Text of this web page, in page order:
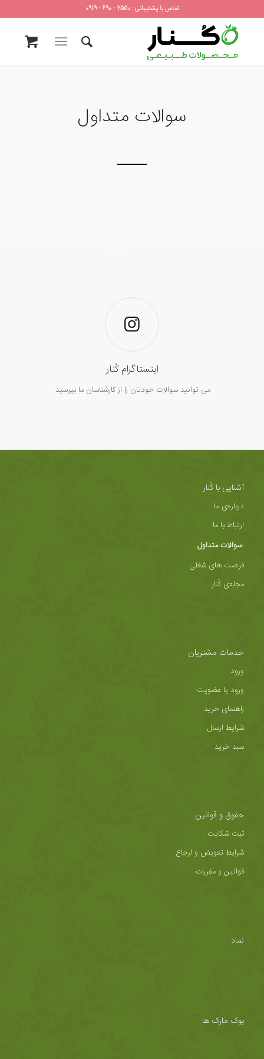
تماس با پشتیبانی : 2550 - 690 - 0919
سوالات متداول
اینستاگرام کُنار
می توانید سوالات خودتان را از کارشناسان ما بپرسید.
آشنایی با کُنار
درباره‌ی ما
ارتباط با ما
سوالات متداول
فرصت های شغلی
مجله‌ی کُنار
خدمات مشتریان
ورود
ورود یا عضویت
راهنمای خرید
شرایط ارسال
سبد خرید
حقوق و قوانین
ثبت شکایت
شرایط تعویض و ارجاع
قوانین و مقررات
نماد
بوک مارک ها